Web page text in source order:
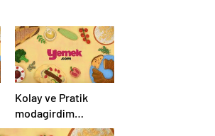
Kolay ve Pratik
modagirdim
Tarifleri –